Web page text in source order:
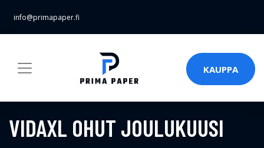
info@primapaper.fi
KAUPPA
VIDAXL OHUT JOULUKUUSI